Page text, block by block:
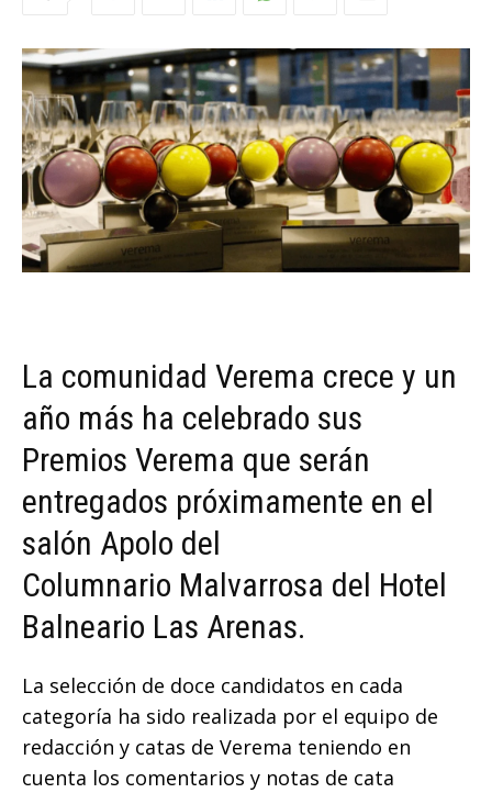
La comunidad Verema crece y un
año más ha celebrado sus
Premios Verema que serán
entregados próximamente en el
salón Apolo del
Columnario Malvarrosa del Hotel
Balneario Las Arenas.
La selección de doce candidatos en cada
categoría ha sido realizada por el equipo de
redacción y catas de Verema teniendo en
cuenta los comentarios y notas de cata